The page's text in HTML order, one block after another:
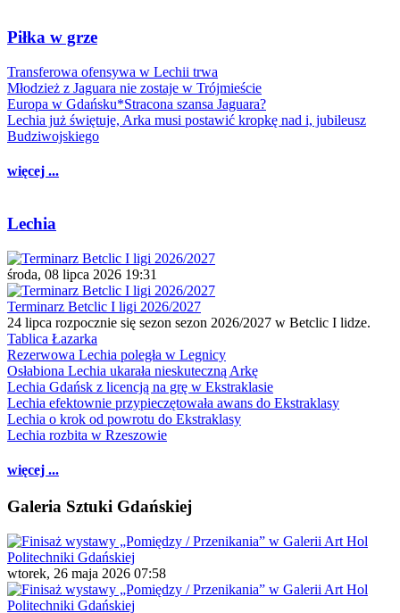
Piłka w grze
Transferowa ofensywa w Lechii trwa
Młodzież z Jaguara nie zostaje w Trójmieście
Europa w Gdańsku*Stracona szansa Jaguara?
Lechia już świętuje, Arka musi postawić kropkę nad i, jubileusz
Budziwojskiego
więcej ...
Lechia
środa, 08 lipca 2026 19:31
Terminarz Betclic I ligi 2026/2027
24 lipca rozpocznie się sezon sezon 2026/2027 w Betclic I lidze.
Tablica Łazarka
Rezerwowa Lechia poległa w Legnicy
Osłabiona Lechia ukarała nieskuteczną Arkę
Lechia Gdańsk z licencją na grę w Ekstraklasie
Lechia efektownie przypieczętowała awans do Ekstraklasy
Lechia o krok od powrotu do Ekstraklasy
Lechia rozbita w Rzeszowie
więcej ...
Galeria Sztuki Gdańskiej
wtorek, 26 maja 2026 07:58